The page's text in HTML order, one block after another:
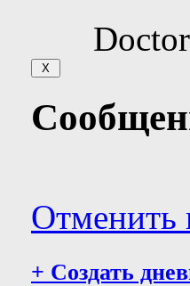
Отменить
+ Создать